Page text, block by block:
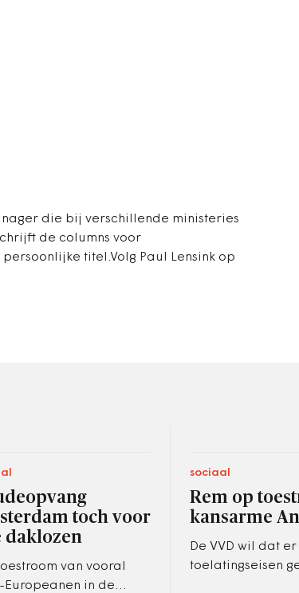
die bij verschillende ministeries
de columns voor
titel.Volg Paul Lensink op
toch voor
daklozen
van vooral
Europeanen in de
sociaal
Rem op
kansarme
De VVD wil dat
toelatingseisen